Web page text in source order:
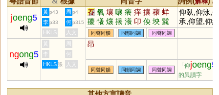
joeng5
黃 p43 周 p4 養 氧 壤 嚷 癢 痒 攘 穰 蛘
羻 懩 爙 攁 瀁 卬 佒 坱 鬤
仰臥,仰泳,仰
承,仰望,仰
仰慕,仰人鼻
仰韶文化,仰
李 p33 何 p315
HKLS 人文 同聲同韻 同韻同調 同聲同調
ngong5
黃 周 昂
李
何
HKLS 張 人文
同聲同韻 同韻同調 同聲同調
「仰joeng5
的異讀字